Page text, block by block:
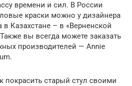
времени и сил. В России
краски можно у дизайнера
в Казахстане – в «Верненской
вы всегда можете заказать
производителей — Annie
покрасить старый стул своими